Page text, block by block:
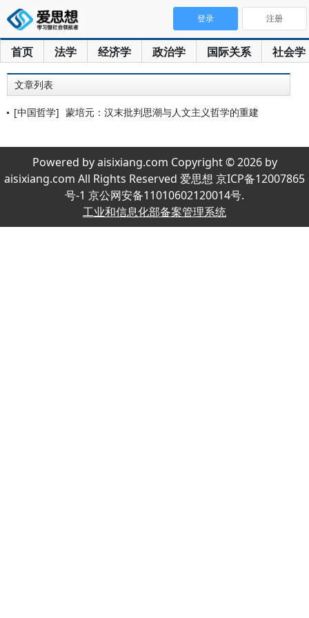
首页 法学 经济学 政治学 国际关系 社会学
登录 注册
文章列表
[中国哲学] 蒙培元：汉末批判思潮与人文主义哲学的重建
Powered by aisixiang.com Copyright © 2026 by
aisixiang.com All Rights Reserved 爱思想 京ICP备12007865
号-1 京公网安备11010602120014号.
工业和信息化部备案管理系统